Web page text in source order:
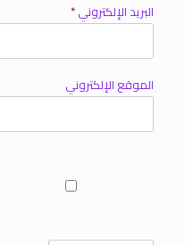
البريد الإلكتروني*
الموقع الإلكتروني